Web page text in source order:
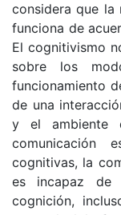
considera que la
funciona de
El cognitivismo
sobre los
funcionamiento
de una
y el ambiente
comunicación
cognitivas, la
es incapaz de
cognición,